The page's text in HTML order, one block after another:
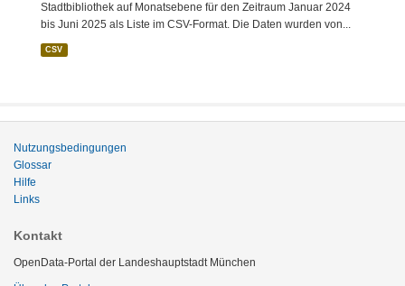
Stadtbibliothek auf Monatsebene für den Zeitraum Januar 2024
bis Juni 2025 als Liste im CSV-Format. Die Daten wurden von...
CSV
Nutzungsbedingungen
Glossar
Hilfe
Links
Kontakt
OpenData-Portal der Landeshauptstadt München